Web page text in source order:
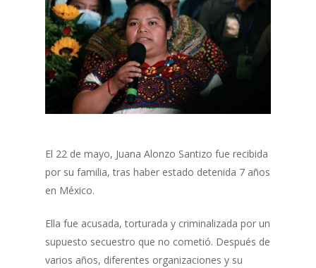
El 22 de mayo, Juana Alonzo Santizo fue recibida
por su familia, tras haber estado detenida 7 años
en México.
Ella fue acusada, torturada y criminalizada por un
supuesto secuestro que no cometió. Después de
varios años, diferentes organizaciones y su